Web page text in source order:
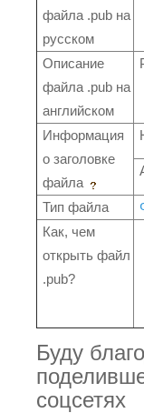
файла .pub на
русском
Описание
файла .pub на
английском
Информация
о заголовке
файла
Тип файла
Как, чем
открыть файл
.pub?
Буду
соцсетях